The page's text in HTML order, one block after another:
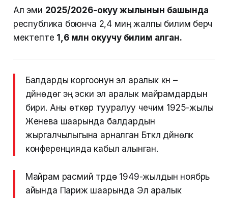
Ал эми 2025/2026-окуу жылынын башында
республика боюнча 2,4 миң жалпы билим берүүчү
мектепте 1,6 млн окуучу билим алган.
Балдарды коргоонун эл аралык күнү –
дүйнөдөгү эң эски эл аралык майрамдардын
бири. Аны өткөрүү тууралуу чечим 1925-жылы
Женева шаарында балдардын
жыргалчылыгына арналган Бүткүл дүйнөлүк
конференцияда кабыл алынган.
Майрам расмий түрдө 1949-жылдын ноябрь
айында Париж шаарында Эл аралык